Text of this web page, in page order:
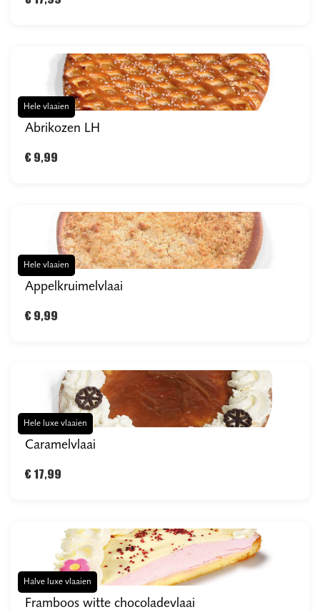
Hele vlaaien
Abrikozen LH
€ 9,99
Hele vlaaien
Appelkruimelvlaai
€ 9,99
Hele luxe vlaaien
Caramelvlaai
€ 17,99
Halve luxe vlaaien
Framboos witte chocoladevlaai